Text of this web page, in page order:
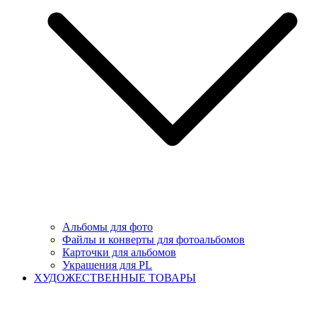
Альбомы для фото
Файлы и конверты для фотоальбомов
Карточки для альбомов
Украшения для PL
ХУДОЖЕСТВЕННЫЕ ТОВАРЫ